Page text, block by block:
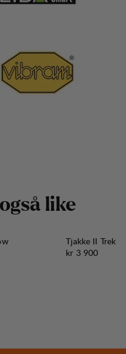
også like
Tjakke II
Pris:
kr 3 900